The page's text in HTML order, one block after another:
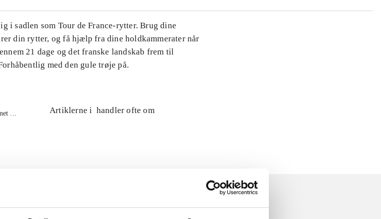
i sadlen som Tour de France-rytter. Brug dine
din rytter, og få hjælp fra dine holdkammerater når
21 dage og det franske landskab frem til
med den gule trøje på.
...
Artiklerne i handler ofte om